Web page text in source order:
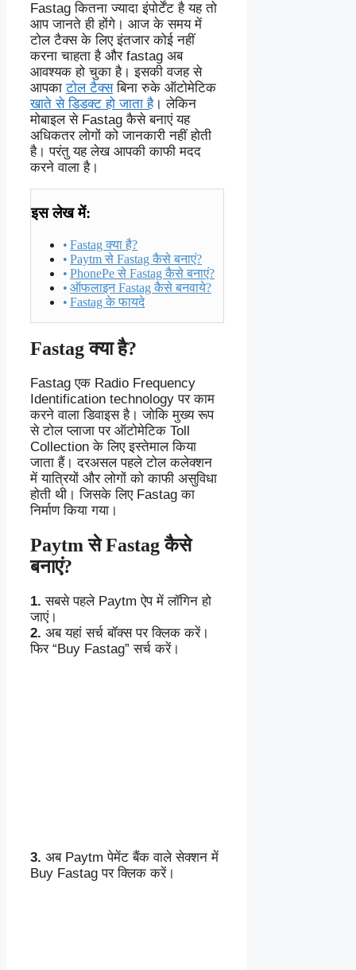
Fastag कितना ज्यादा इंपोर्टेंट है यह तो
आप जानते ही होंगे। आज के समय में
टोल टैक्स के लिए इंतजार कोई नहीं
करना चाहता है और fastag अब
आवश्यक हो चुका है। इसकी वजह से
आपकाटोल टैक्सबिना रुके ऑटोमेटिक
खाते से डिडक्ट हो जाता है। लेकिन
मोबाइल से Fastag कैसे बनाएं यह
अधिकतर लोगों को जानकारी नहीं होती
है। परंतु यह लेख आपकी काफी मदद
करने वाला है।
इस लेख में:
Fastag क्या है?
Paytm से Fastag कैसे बनाएं?
PhonePe से Fastag कैसे बनाएं?
ऑफलाइन Fastag कैसे बनवाये?
Fastag के फायदे
Fastag क्या है?
Fastag एक Radio Frequency
Identification technology पर काम
करने वाला डिवाइस है। जोकि मुख्य रूप
से टोल प्लाजा पर ऑटोमेटिक Toll
Collection के लिए इस्तेमाल किया
जाता हैं। दरअसल पहले टोल कलेक्शन
में यात्रियों और लोगों को काफी असुविधा
होती थी। जिसके लिए Fastag का
निर्माण किया गया।
Paytm से Fastag कैसे
बनाएं?
1. सबसे पहले Paytm ऐप में लॉगिन हो
जाएं।
2. अब यहां सर्च बॉक्स पर क्लिक करें।
फिर “Buy Fastag” सर्च करें।
3. अब Paytm पेमेंट बैंक वाले सेक्शन में
Buy Fastag पर क्लिक करें।